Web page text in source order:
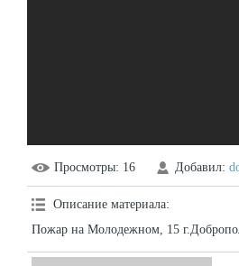
Просмотры: 16 Добавил:
Описание материала:
Пожар на Молодежном, 15